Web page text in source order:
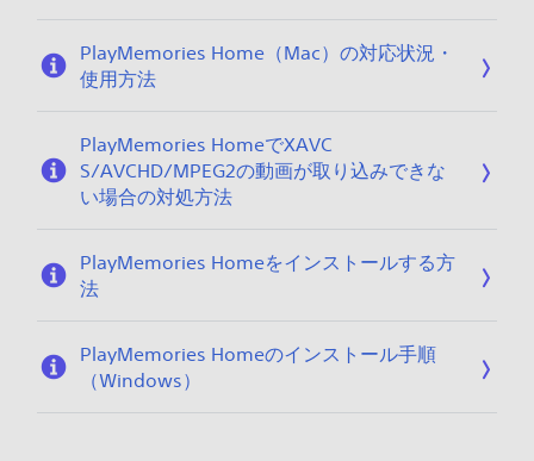
PlayMemories Home（Mac）の対応状況・
使用方法
PlayMemories HomeでXAVC
S/AVCHD/MPEG2の動画が取り込みできな
い場合の対処方法
PlayMemories Homeをインストールする方
法
PlayMemories Homeのインストール手順
（Windows）